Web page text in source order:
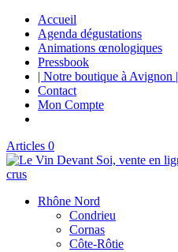
Accueil
Agenda dégustations
Animations œnologiques
Pressbook
| Notre boutique à Avignon |
Contact
Mon Compte
Articles 0
Rhône Nord
Condrieu
Cornas
Côte-Rôtie